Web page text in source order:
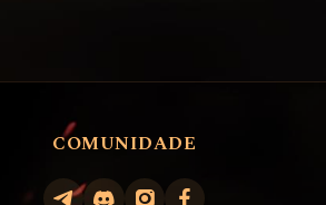
COMUNIDADE